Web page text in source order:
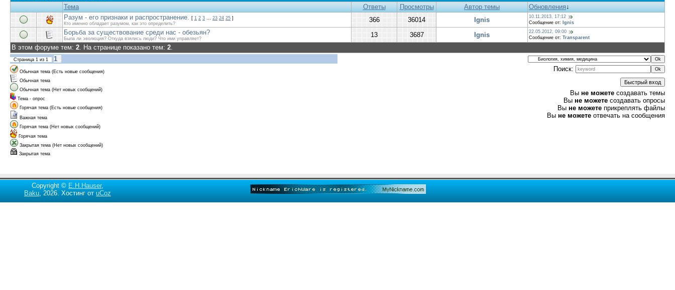
Тема
Ответы Просмотры Автор темы Обновления↓
Разум - его признаки и распространение. [ 1 2 3 … 23 24 25 ]
Кто именно обладает разумом, как это определить?
366 36014 Ignis
10.11.2013, 17:12
Сообщение от:
Ignis
Борьба за существование среди нас - обезьян?
Была ли эволюция? Откуда взялись люди? Что ими управляет? 13 3687 Ignis
22.05.2012, 09:00
Сообщение от: Transparent
В этом форуме тем: 2. На странице показано тем: 2.
Страница 1 из 1 1
Обычная тема (Есть новые сообщения)
Обычная тема
Обычная тема (Нет новых сообщений)
Тема - опрос
Горячая тема (Есть новые сообщения)
Важная тема
Горячая тема (Нет новых сообщений)
Горячая тема
Закрытая тема (Нет новых сообщений)
Закрытая тема
Поиск:
Вы не можете создавать темы
Вы не можете создавать опросы
Вы не можете прикреплять файлы
Вы не можете отвечать на сообщения
Copyright © E.H.Hauser,
Baku, 2026. Хостинг от uCoz